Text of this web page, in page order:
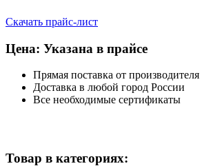
Скачать прайс-лист
Цена: Указана в прайсе
Прямая поставка от производителя
Доставка в любой город России
Все необходимые сертификаты
Товар в категориях: